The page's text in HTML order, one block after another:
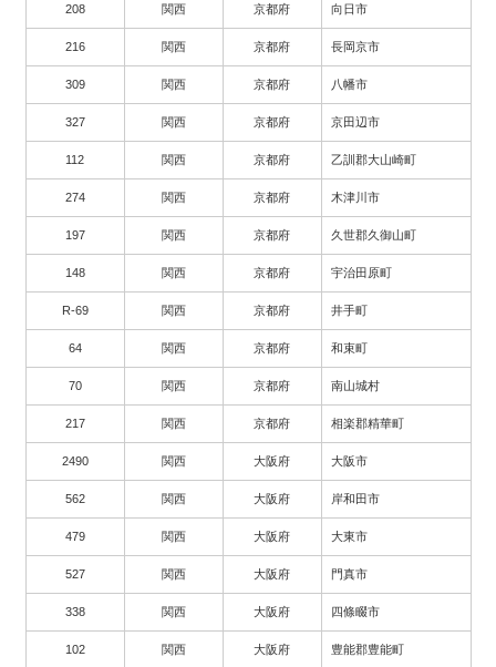
208 関西 京都府 向日市
216 関西 京都府 長岡京市
309 関西 京都府 八幡市
327 関西 京都府 京田辺市
112 関西 京都府 乙訓郡大山崎町
274 関西 京都府 木津川市
197 関西 京都府 久世郡久御山町
148 関西 京都府 宇治田原町
R-69 関西 京都府 井手町
64 関西 京都府 和束町
70 関西 京都府 南山城村
217 関西 京都府 相楽郡精華町
2490 関西 大阪府 大阪市
562 関西 大阪府 岸和田市
479 関西 大阪府 大東市
527 関西 大阪府 門真市
338 関西 大阪府 四條畷市
102 関西 大阪府 豊能郡豊能町